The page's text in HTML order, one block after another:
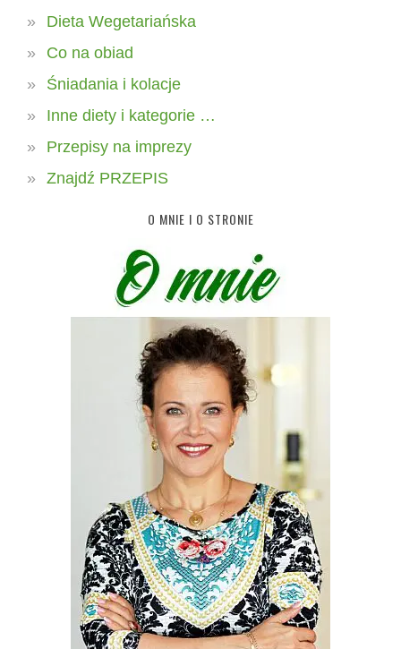
Dieta Wegetariańska
Co na obiad
Śniadania i kolacje
Inne diety i kategorie …
Przepisy na imprezy
Znajdź PRZEPIS
O MNIE I O STRONIE